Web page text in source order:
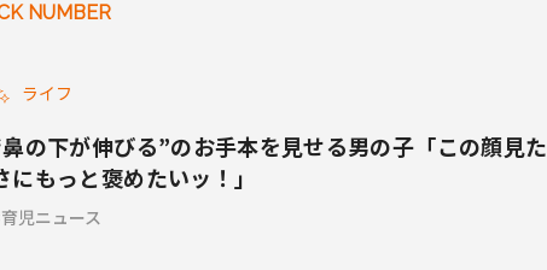
NUMBER
ライフ
の下が伸びる”のお手本を見せる男の子「この顔見た
にもっと褒めたいッ！」
育児ニュース